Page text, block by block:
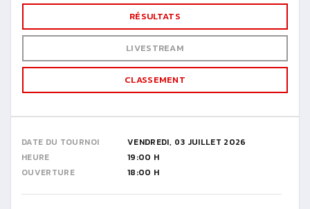
RÉSULTATS
LIVESTREAM
CLASSEMENT
DATE DU TOURNOI
VENDREDI, 03 JUILLET 2026
HEURE
19:00 H
OUVERTURE
18:00 H